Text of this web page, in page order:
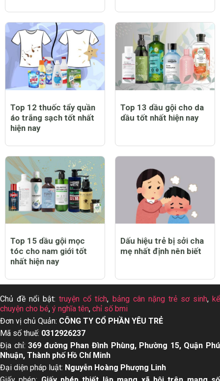
Top 12 thuốc tẩy quần
áo trắng sạch tốt nhất
hiện nay
Top 13 dầu gội cho da
dầu tốt nhất hiện nay
Top 15 dầu gội mọc
tóc cho nam giới tốt
nhất hiện nay
Dấu hiệu trẻ bị sởi cha
mẹ nhất định nên biết
Chủ đề nổi bật:truyện cổ tích, bảng cân nặng trẻ sơ sinh,kể
chuyện cho bé, ý nghĩa tên, chỉ số bmi
Đơn vị chủ Quản: CÔNG TY CỔ PHẦN YÊU TRẺ
Mã số thuế: 0312926237
Địa chỉ:369 đường Phan Đình Phùng, Phường 15, Quận Phú
Nhuận, Thành phố Hồ Chí Minh
Đại diện pháp luật: Nguyễn Hoàng Phượng Linh